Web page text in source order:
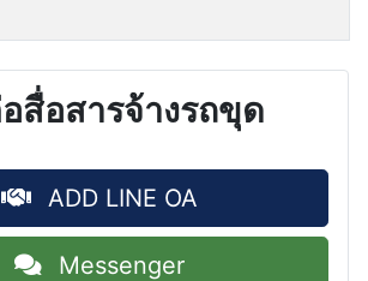
สื่อสารจ้างรถขุด
ADD LINE OA
Messenger